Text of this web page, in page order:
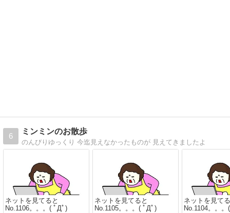
6
ミンミンのお散歩
のんびりゆっくり 今迄見えなかったものが 見えてきましたよ
ネットを見てると
No.1106。。。( ﾟДﾟ)
ネットを見てると
No.1105。。。( ﾟДﾟ)
ネットを見て
No.1104。。